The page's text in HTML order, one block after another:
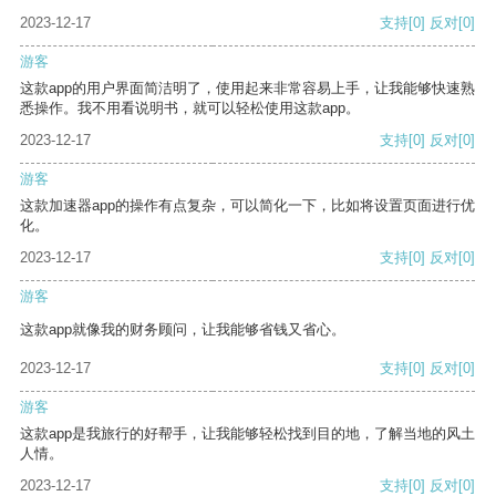
2023-12-17 支持[0] 反对[0]
游客
这款app的用户界面简洁明了，使用起来非常容易上手，让我能够快速熟
悉操作。我不用看说明书，就可以轻松使用这款app。
2023-12-17
支持[0] 反对[0]
游客
这款加速器app的操作有点复杂，可以简化一下，比如将设置页面进行优
化。
2023-12-17
支持[0] 反对[0]
游客
这款app就像我的财务顾问，让我能够省钱又省心。
2023-12-17 支持[0] 反对[0]
游客
这款app是我旅行的好帮手，让我能够轻松找到目的地，了解当地的风土
人情。
2023-12-17
支持[0] 反对[0]